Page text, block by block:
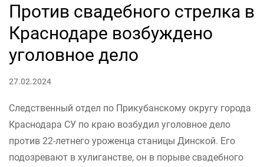
Против свадебного стрелка в
Краснодаре возбуждено
уголовное дело
27.02.2024
Следственный отдел по Прикубанскому округу города
Краснодара СУ по краю возбудил уголовное дело
против 22-летнего уроженца станицы Динской. Его
подозревают в хулиганстве, он в порыве свадебного